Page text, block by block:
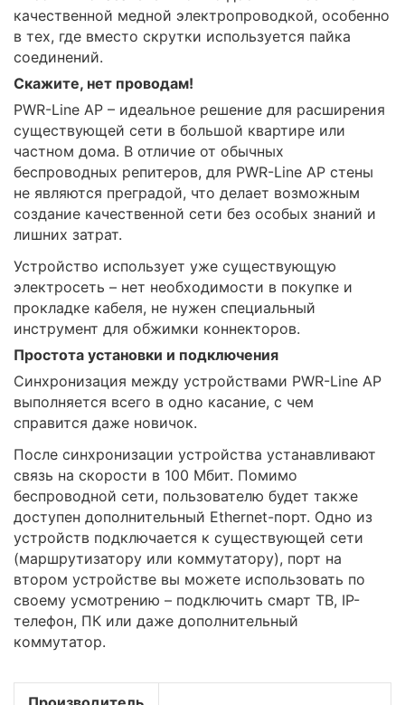
качественной медной электропроводкой, особенно
в тех, где вместо скрутки используется пайка
соединений.
Скажите, нет проводам!
PWR-Line AP – идеальное решение для расширения
существующей сети в большой квартире или
частном дома. В отличие от обычных
беспроводных репитеров, для PWR-Line AP стены
не являются преградой, что делает возможным
создание качественной сети без особых знаний и
лишних затрат.
Устройство использует уже существующую
электросеть – нет необходимости в покупке и
прокладке кабеля, не нужен специальный
инструмент для обжимки коннекторов.
Простота установки и подключения
Синхронизация между устройствами PWR-Line AP
выполняется всего в одно касание, с чем
справится даже новичок.
После синхронизации устройства устанавливают
связь на скорости в 100 Мбит. Помимо
беспроводной сети, пользователю будет также
доступен дополнительный Ethernet-порт. Одно из
устройств подключается к существующей сети
(маршрутизатору или коммутатору), порт на
втором устройстве вы можете использовать по
своему усмотрению – подключить смарт ТВ, IP-
телефон, ПК или даже дополнительный
коммутатор.